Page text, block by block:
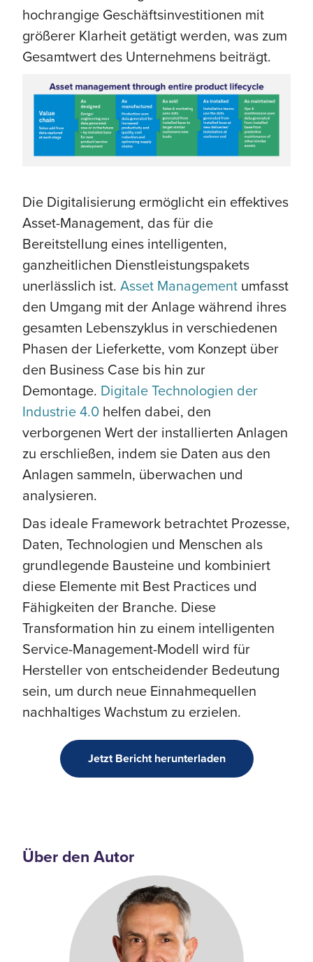
hochrangige Geschäftsinvestitionen mit
größerer Klarheit getätigt werden, was zum
Gesamtwert des Unternehmens beiträgt.
Die Digitalisierung ermöglicht ein effektives
Asset-Management, das für die
Bereitstellung eines intelligenten,
ganzheitlichen Dienstleistungspakets
unerlässlich ist. Asset Management umfasst
den Umgang mit der Anlage während ihres
gesamten Lebenszyklus in verschiedenen
Phasen der Lieferkette, vom Konzept über
den Business Case bis hin zur
Demontage. Digitale Technologien der
Industrie 4.0 helfen dabei, den
verborgenen Wert der installierten Anlagen
zu erschließen, indem sie Daten aus den
Anlagen sammeln, überwachen und
analysieren.
Das ideale Framework betrachtet Prozesse,
Daten, Technologien und Menschen als
grundlegende Bausteine und kombiniert
diese Elemente mit Best Practices und
Fähigkeiten der Branche. Diese
Transformation hin zu einem intelligenten
Service-Management-Modell wird für
Hersteller von entscheidender Bedeutung
sein, um durch neue Einnahmequellen
nachhaltiges Wachstum zu erzielen.
Jetzt Bericht herunterladen
Über den Autor